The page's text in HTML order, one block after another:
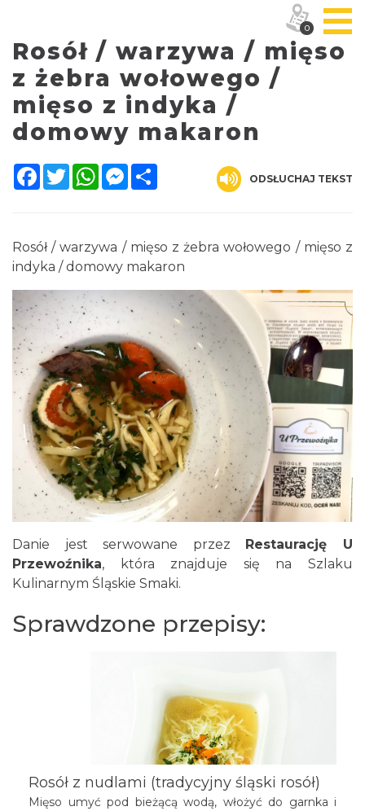
Rosół / warzywa / mięso
z żebra wołowego /
mięso z indyka /
domowy makaron
Facebook
TwitterWhatsAppMessenger
ODSŁUCHAJ TEKST
Rosół / warzywa / mięso z żebra wołowego / mięso z
indyka / domowy makaron
Danie jest serwowane przez Restaurację U
Przewoźnika, która znajduje się na Szlaku
Kulinarnym Śląskie Smaki.
Sprawdzone przepisy:
Rosół z nudlami (tradycyjny śląski rosół)
Mięso umyć pod bieżącą wodą, włożyć do garnka i
0